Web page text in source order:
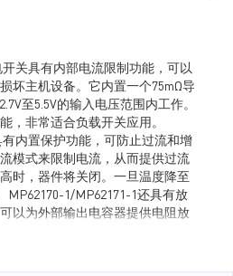
开关具有内部电流限制功能，可以
坏主机设备。它内置一个75mΩ导
至5.5V的输入电压范围内工作。
，非常适合负载开关应用。
有内置保护功能，可防止过流和增
模式来限制电流，从而提供过流
时，器件将关闭。一旦温度降至
MP62170-1/MP62171-1还具有放
以为外部输出电容器提供电阻放
1采用 8引脚MSOP封装和不带